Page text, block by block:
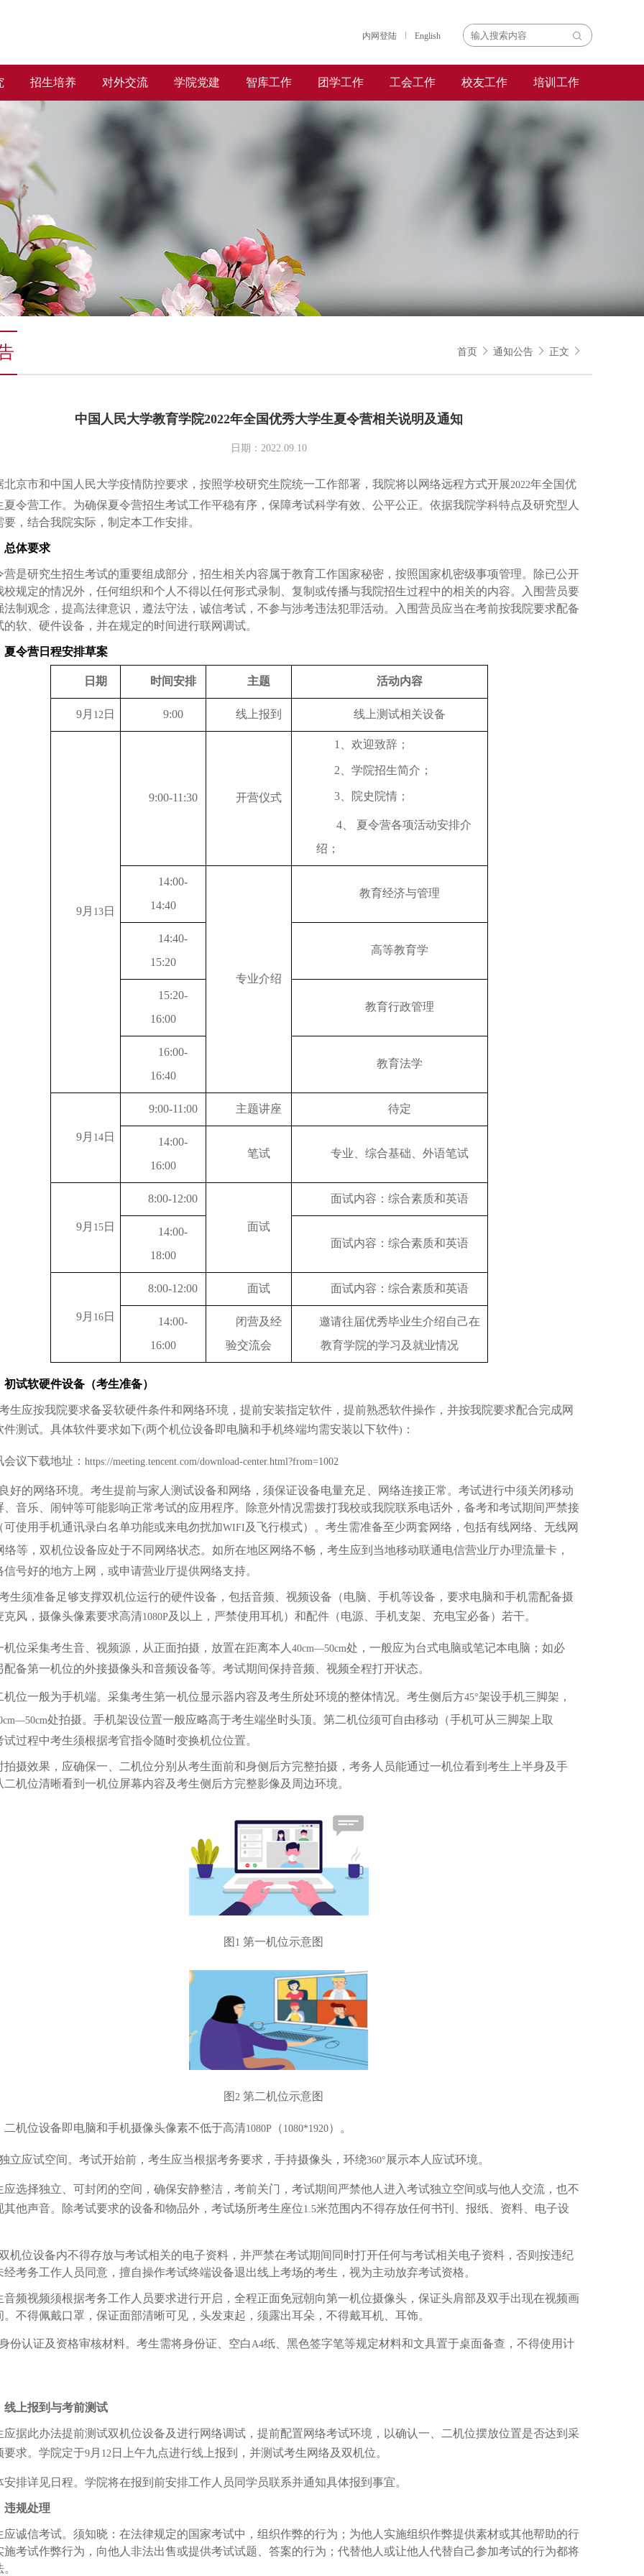
内网登陆 English
招生培养 对外交流 学院党建 智库工作 团学工作 工会工作 校友工作 培训工作
首页 通知公告 正文
中国人民大学教育学院2022年全国优秀大学生夏令营相关说明及通知
日期：2022.09.10
北京市和中国人民大学疫情防控要求，按照学校研究生院统一工作部署，我院将以网络远程方式开展2022年全国优
夏令营工作。为确保夏令营招生考试工作平稳有序，保障考试科学有效、公平公正。依据我院学科特点及研究型人
要，结合我院实际，制定本工作安排。
总体要求
营是研究生招生考试的重要组成部分，招生相关内容属于教育工作国家秘密，按照国家机密级事项管理。除已公开
校规定的情况外，任何组织和个人不得以任何形式录制、复制或传播与我院招生过程中的相关的内容。入围营员要
法制观念，提高法律意识，遵法守法，诚信考试，不参与涉考违法犯罪活动。入围营员应当在考前按我院要求配备
的软、硬件设备，并在规定的时间进行联网调试。
夏令营日程安排草案
日期 时间安排 主题 活动内容
9月 12 日 9:00 线上报到 线上测试相关设备
9月 13日
9:00-11:30 开营仪式
1、 欢迎致辞；
2、 学院招生简介；
3、 院史院情；
4、 夏令营各项活动安排介
绍；
14:00-
14:40
专业介绍
教育经济与管理
14:40-
15:20
高等教育学
15:20-
16:00
教育行政管理
16:00-
16:40
教育法学
9月 14日
9:00-11:00 主题讲座 待定
14:00-
16:00
笔试 专业、综合基础、外语笔试
9月 15日
8:00-12:00
面试
面试内容：综合素质和英语
14:00-
18:00
面试内容：综合素质和英语
9月 16日
8:00-12:00 面试 面试内容：综合素质和英语
14:00-
16:00
闭营及经
验交流会
邀请往届优秀毕业生介绍自己在
教育学院的学习及就业情况
初试软硬件设备（考生准备）
生应按我院要求备妥软硬件条件和网络环境，提前安装指定软件，提前熟悉软件操作，并按我院要求配合完成网
件测试。具体软件要求如下(两个机位设备即电脑和手机终端均需安装以下软件) ：
会议下载地址： https://meeting.tencent.com/download-center.html?from=1002
好的网络环境。考生提前与家人测试设备和网络，须保证设备电量充足、网络连接正常。考试进行中须关闭移动
、音乐、闹钟等可能影响正常考试的应用程序。除意外情况需拨打我校或我院联系电话外，备考和考试期间严禁接
可使用手机通讯录白名单功能或来电勿扰加WIFI 及飞行模式）。考生需准备至少两套网络，包括有线网络、无线网
络等，双机位设备应处于不同网络状态。如所在地区网络不畅，考生应到当地移动联通电信营业厅办理流量卡，
信号好的地方上网，或申请营业厅提供网络支持。
生须准备足够支撑双机位运行的硬件设备，包括音频、视频设备（电脑、手机等设备，要求电脑和手机需配备摄
克风，摄像头像素要求高清1080P 及以上，严禁使用耳机）和配件（电源、手机支架、充电宝必备）若干。
机位采集考生音、视频源，从正面拍摄，放置在距离本人 40cm—50cm处，一般应为台式电脑或笔记本电脑；如必
配备第一机位的外接摄像头和音频设备等。考试期间保持音频、视频全程打开状态。
机位一般为手机端。采集考生第一机位显示器内容及考生所处环境的整体情况。考生侧后方45°架设手机三脚架，
处拍摄。手机架设位置一般应略高于考生端坐时头顶。第二机位须可自由移动（手机可从三脚架上取
试过程中考生须根据考官指令随时变换机位位置。
拍摄效果，应确保一、二机位分别从考生面前和身侧后方完整拍摄，考务人员能通过一机位看到考生上半身及手
二机位清晰看到一机位屏幕内容及考生侧后方完整影像及周边环境。
图 1 第一机位示意图
图 2 第二机位示意图
二机位设备即电脑和手机摄像头像素不低于高清1080P （ 1080*1920）。
立应试空间。考试开始前，考生应当根据考务要求，手持摄像头，环绕360° 展示本人应试环境。
应选择独立、可封闭的空间，确保安静整洁，考前关门，考试期间严禁他人进入考试独立空间或与他人交流，也不
其他声音。除考试要求的设备和物品外，考试场所考生座位1.5米范围内不得存放任何书刊、报纸、资料、电子设
机位设备内不得存放与考试相关的电子资料，并严禁在考试期间同时打开任何与考试相关电子资料，否则按违纪
经考务工作人员同意，擅自操作考试终端设备退出线上考场的考生，视为主动放弃考试资格。
音频视频须根据考务工作人员要求进行开启，全程正面免冠朝向第一机位摄像头，保证头肩部及双手出现在视频画
。不得佩戴口罩，保证面部清晰可见，头发束起，须露出耳朵，不得戴耳机、耳饰。
份认证及资格审核材料。考生需将身份证、空白A4纸、黑色签字笔等规定材料和文具置于桌面备查，不得使用计
线上报到与考前测试
应据此办法提前测试双机位设备及进行网络调试，提前配置网络考试环境，以确认一、二机位摆放位置是否达到采
要求。学院定于9 月 12 日上午九点进行线上报到，并测试考生网络及双机位。
安排详见日程。学院将在报到前安排工作人员同学员联系并通知具体报到事宜。
违规处理
应诚信考试。须知晓：在法律规定的国家考试中，组织作弊的行为；为他人实施组织作弊提供素材或其他帮助的行
施考试作弊行为，向他人非法出售或提供考试试题、答案的行为；代替他人或让他人代替自己参加考试的行为都将